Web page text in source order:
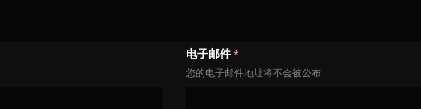
电子邮件 *
您的电子邮件地址将不会被公布